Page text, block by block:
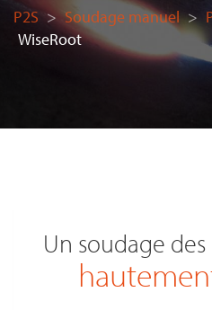
P2S > Soudage manuel >
WiseRoot
Un soudage